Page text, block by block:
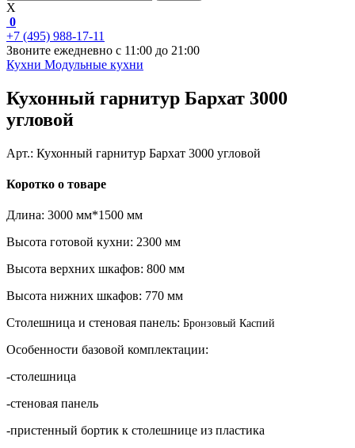
X
0
+7 (495) 988-17-11
Звоните ежедневно с 11:00 до 21:00
Кухни Модульные кухни
Кухонный гарнитур Бархат 3000
угловой
Арт.: Кухонный гарнитур Бархат 3000 угловой
Коротко о товаре
Высота нижних шкафов: 770 мм
Столешница и стеновая панель: Бронзовый Каспий